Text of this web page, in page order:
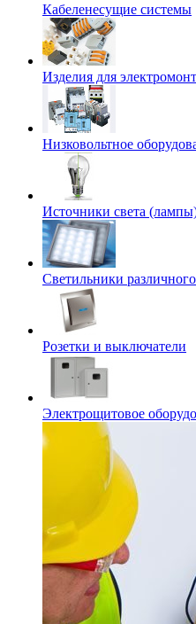
Кабеленесущие системы
Изделия для
Низковольтное
Источники света
Светильники
Розетки и выключатели
Электрощитовое